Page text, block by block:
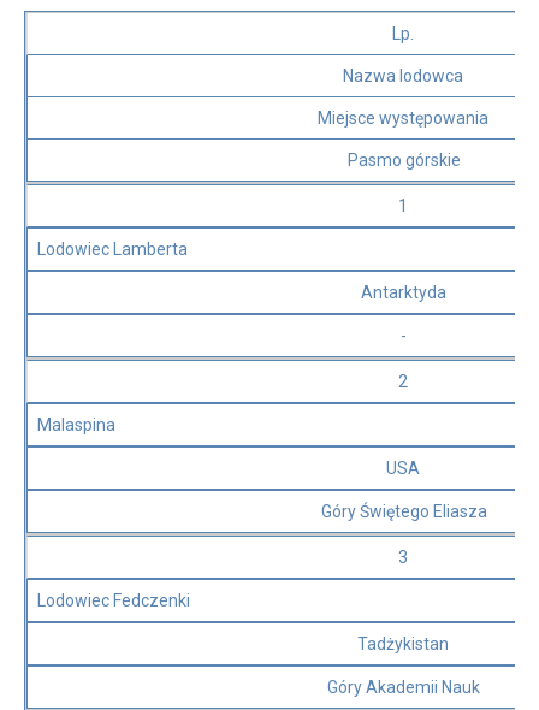
Lp.
Nazwa lodowca
Miejsce występowania
Pasmo górskie
1
Lodowiec Lamberta
Antarktyda
-
2
Malaspina
USA
Góry Świętego Eliasza
3
Lodowiec Fedczenki
Tadżykistan
Góry Akademii Nauk